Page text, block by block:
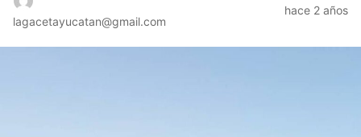
lagacetayucatan@gmail.com
hace 2 años